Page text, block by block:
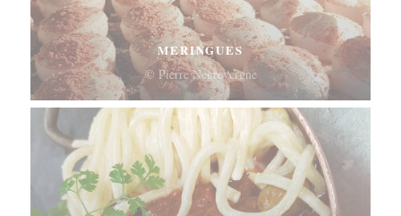
MERINGUES
© Pierre Négrevergne